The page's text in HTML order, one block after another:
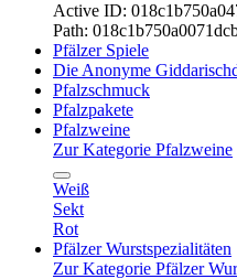
Active ID:
Path:
Pfälzer Spiele
Die Anonyme
Pfalzschmuck
Pfalzpakete
Pfalzweine
Zur Kategorie Pfalzweine
Weiß
Sekt
Rot
Pfälzer Wurstspezialitäten
Zur Kategorie Pfälzer